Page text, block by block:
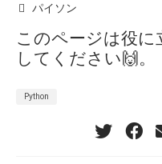
パイソン
このページは役
してください🙌。
Python